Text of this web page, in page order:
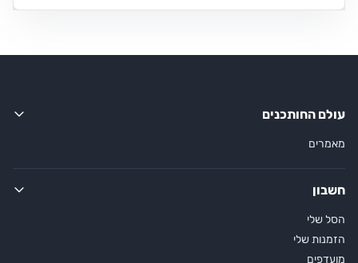
עולם החותכנים
מאמרים
חשבון
הסל שלי
הזמנות שלי
מועדפים